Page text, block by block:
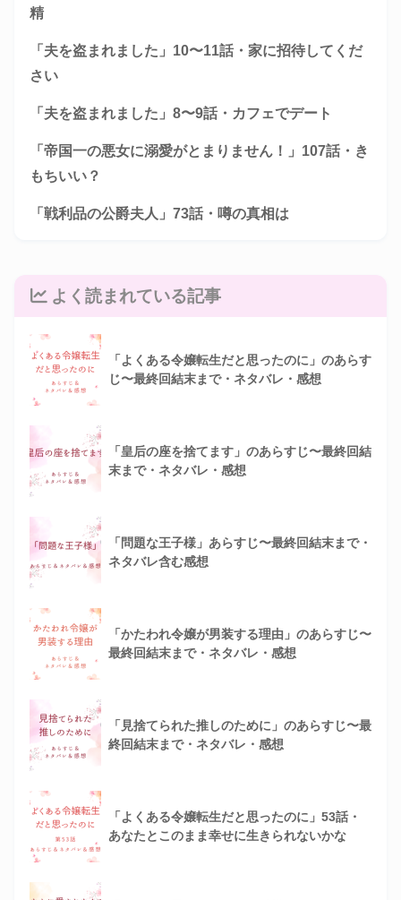
精
「夫を盗まれました」10〜11話・家に招待してくだ
さい
「夫を盗まれました」8〜9話・カフェでデート
「帝国一の悪女に溺愛がとまりません！」107話・き
もちいい？
「戦利品の公爵夫人」73話・噂の真相は
よく読まれている記事
「よくある令嬢転生だと思ったのに」のあらす
じ〜最終回結末まで・ネタバレ・感想
「皇后の座を捨てます」のあらすじ〜最終回結
末まで・ネタバレ・感想
「問題な王子様」あらすじ〜最終回結末まで・
ネタバレ含む感想
「かたわれ令嬢が男装する理由」のあらすじ〜
最終回結末まで・ネタバレ・感想
「見捨てられた推しのために」のあらすじ〜最
終回結末まで・ネタバレ・感想
「よくある令嬢転生だと思ったのに」53話・
あなたとこのまま幸せに生きられないかな